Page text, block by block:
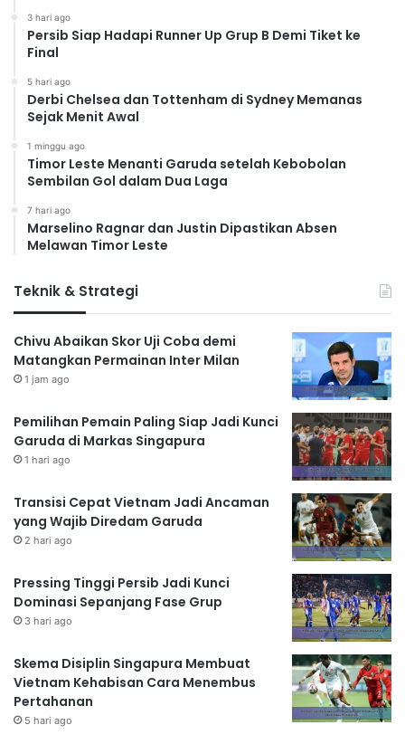
3 hari ago
Persib Siap Hadapi Runner Up Grup B Demi Tiket ke
Final
5 hari ago
Derbi Chelsea dan Tottenham di Sydney Memanas
Sejak Menit Awal
1 minggu ago
Timor Leste Menanti Garuda setelah Kebobolan
Sembilan Gol dalam Dua Laga
7 hari ago
Marselino Ragnar dan Justin Dipastikan Absen
Melawan Timor Leste
Teknik & Strategi
Chivu Abaikan Skor Uji Coba demi
Matangkan Permainan Inter Milan
1 jam ago
Pemilihan Pemain Paling Siap Jadi Kunci
Garuda di Markas Singapura
1 hari ago
Transisi Cepat Vietnam Jadi Ancaman
yang Wajib Diredam Garuda
2 hari ago
Pressing Tinggi Persib Jadi Kunci
Dominasi Sepanjang Fase Grup
3 hari ago
Skema Disiplin Singapura Membuat
Vietnam Kehabisan Cara Menembus
Pertahanan
5 hari ago